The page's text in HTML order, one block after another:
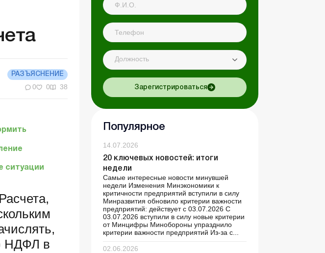
РАЗЪЯСНЕНИЕ
0 0 38
ситуации
НДФЛ в
Должность
Зарегистрироваться
Популярное
14.07.2026
20 ключевых новостей: итоги
недели
Самые интересные новости минувшей
недели Изменения Минэкономики к
критичности предприятий вступили в силу
Минразвития обновило критерии важности
предприятий: действует с 03.07.2026 С
03.07.2026 вступили в силу новые критерии
от Минцифры Минобороны упразднило
критерии важности предприятий Из-за с...
02.06.2026